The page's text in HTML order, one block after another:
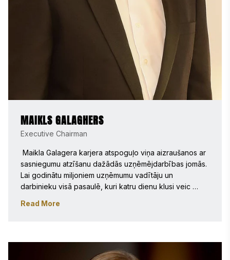
MAIKLS GALAGHERS
Executive Chairman
Maikla Galagera karjera atspoguļo viņa aizraušanos ar
sasniegumu atzīšanu dažādās uzņēmējdarbības jomās.
Lai godinātu miljoniem uzņēmumu vadītāju un
darbinieku visā pasaulē, kuri katru dienu klusi veic
Maikls 2002. gadā dibināja Stevie® Awards. Nosaukums
Maikla apņēmība godināt izcilību radās laikā, kad viņš
Read More